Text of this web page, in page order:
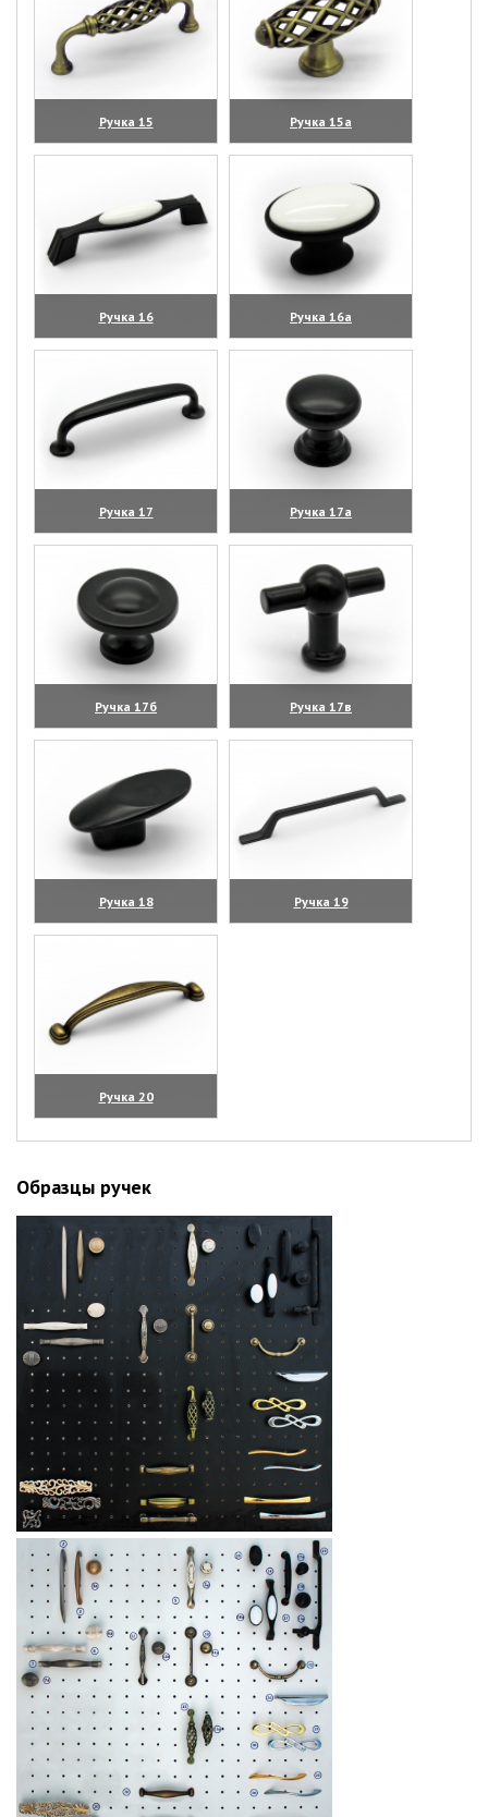
Ручка 15
(увеличить)
Ручка 15а
(увеличить)
Ручка 16
(увеличить)
Ручка 16а
(увеличить)
Ручка 17
(увеличить)
Ручка 17а
(увеличить)
Ручка 17б
(увеличить)
Ручка 17в
(увеличить)
Ручка 18
(увеличить)
Ручка 19
(увеличить)
Ручка 20
(увеличить)
Образцы ручек